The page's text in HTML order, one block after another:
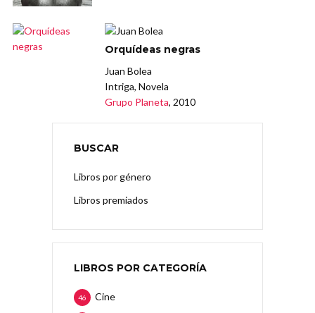
Orquídeas negras
Juan Bolea
Intriga, Novela
Grupo Planeta, 2010
BUSCAR
Libros por género
Libros premiados
LIBROS POR CATEGORÍA
Cine
46